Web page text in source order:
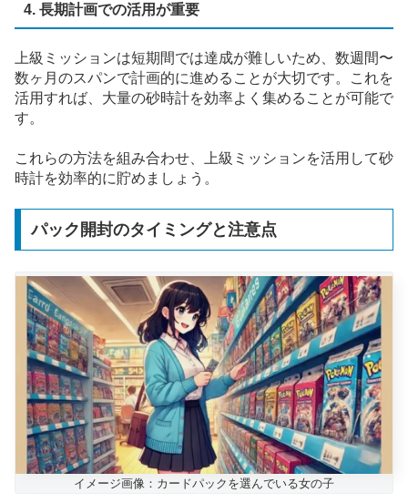
4. 長期計画での活用が重要
上級ミッションは短期間では達成が難しいため、数週間〜
数ヶ月のスパンで計画的に進めることが大切です。これを
活用すれば、大量の砂時計を効率よく集めることが可能で
す。
これらの方法を組み合わせ、上級ミッションを活用して砂
時計を効率的に貯めましょう。
パック開封のタイミングと注意点
イメージ画像：カードパックを選んでいる女の子